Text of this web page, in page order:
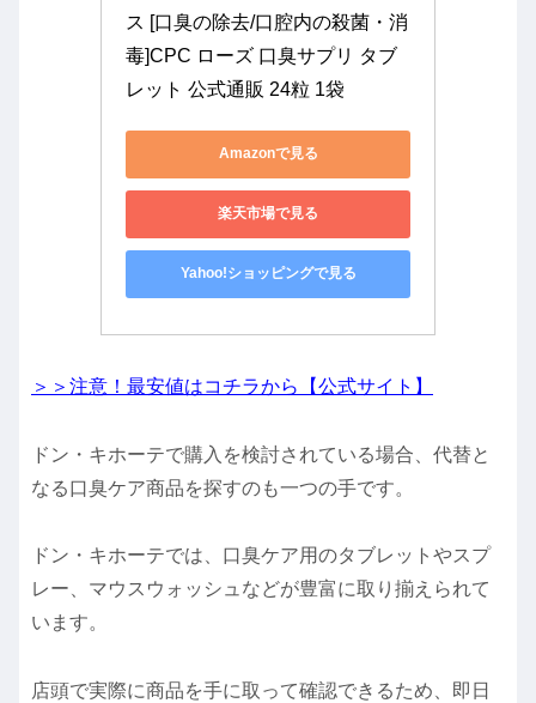
ス [口臭の除去/口腔内の殺菌・消
毒]CPC ローズ 口臭サプリ タブ
レット 公式通販 24粒 1袋
Amazonで見る
楽天市場で見る
Yahoo!ショッピングで見る
＞＞注意！最安値はコチラから【公式サイト】
ドン・キホーテで購入を検討されている場合、代替と
なる口臭ケア商品を探すのも一つの手です。
ドン・キホーテでは、口臭ケア用のタブレットやスプ
レー、マウスウォッシュなどが豊富に取り揃えられて
います。
店頭で実際に商品を手に取って確認できるため、即日